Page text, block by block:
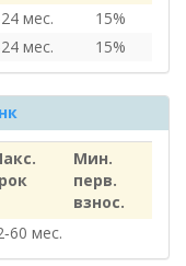
мес.
15%
мес. 15%
Мин.
перв.
взнос.
мес.